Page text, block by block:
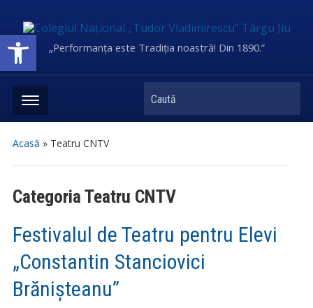
Deschide bara de unelte„Performanța este Tradiția noastră! Din 1890.”
Caută
Acasă » Teatru CNTV
Categoria Teatru CNTV
Festivalul de Teatru pentru Elevi
„Constantin Stanciovici
Brănișteanu”